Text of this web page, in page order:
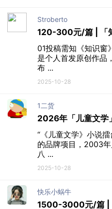
Stroberto
120-300元/篇 | 「
01投稿需知《知识窗
是个人首发原创作品
布 ...
2025-10-28
1二货
2026年「儿童文学
“《儿童文学》小说
的品牌项目，2003
八 ...
2025-10-28
快乐小蜗牛
1500-3000元/篇 |